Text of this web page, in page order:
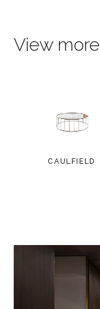
View more
CAULFIELD